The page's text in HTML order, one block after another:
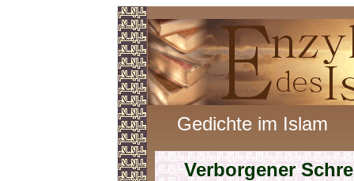
Gedichte im Islam
Verborgener